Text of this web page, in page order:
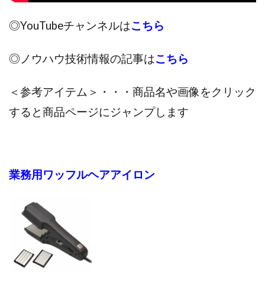
◎YouTubeチャンネルはこちら
◎ノウハウ技術情報の記事はこちら
＜参考アイテム＞・・・商品名や画像をクリック
すると商品ページにジャンプします
業務用ワッフルヘアアイロン